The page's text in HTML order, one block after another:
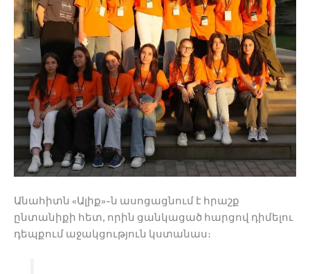
Անահիտն «Ալիք»-ն ասոցացնում է հրաշք
ընտանիքի հետ, որին ցանկացած հարցով դիմելու
դեպքում աջակցություն կստանաս։